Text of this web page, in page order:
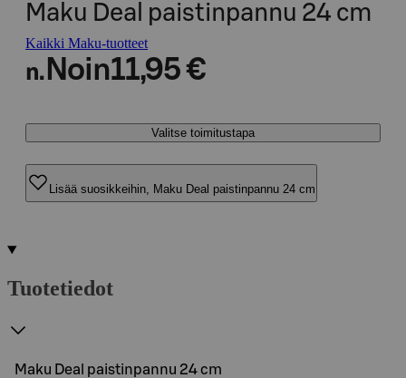
Maku Deal paistinpannu 24 cm
Kaikki Maku-tuotteet
n. Noin11,95 €
Valitse toimitustapa
Lisää suosikkeihin, Maku Deal paistinpannu 24 cm
Tuotetiedot
Maku Deal paistinpannu 24 cm